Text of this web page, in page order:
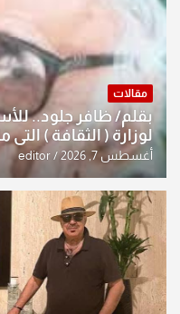
مقالات
بقلم/ ظافر جلود..
النخبة والإرث العظيم
أغسطس 7, 2026 editor